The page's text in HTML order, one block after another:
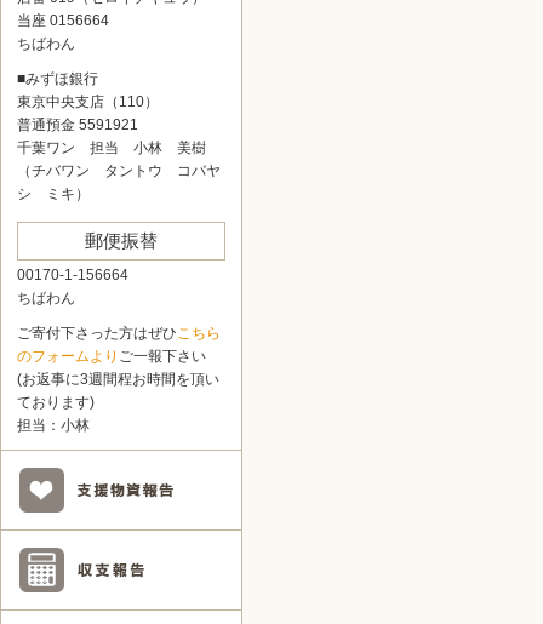
当座 0156664
ちばわん
■みずほ銀行
東京中央支店（110）
普通預金 5591921
千葉ワン 担当 小林 美樹
（チバワン タントウ コバヤ
シ ミキ）
郵便振替
00170-1-156664
ちばわん
ご寄付下さった方はぜひこちら
のフォームより ご一報下さい
(お返事に3週間程お時間を頂い
ております)
担当：小林